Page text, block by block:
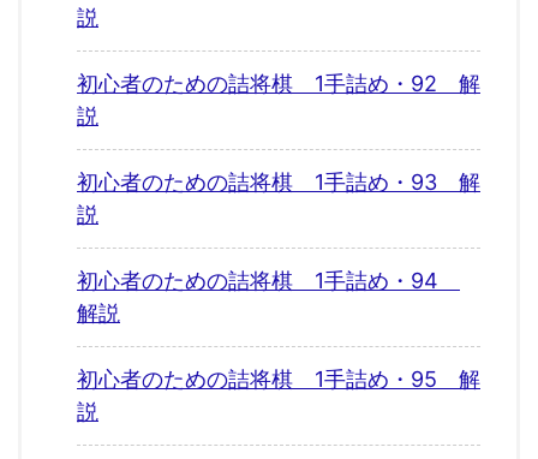
説
初心者のための詰将棋 1手詰め・92 解
説
初心者のための詰将棋 1手詰め・93 解
説
初心者のための詰将棋 1手詰め・94
解説
初心者のための詰将棋 1手詰め・95 解
説